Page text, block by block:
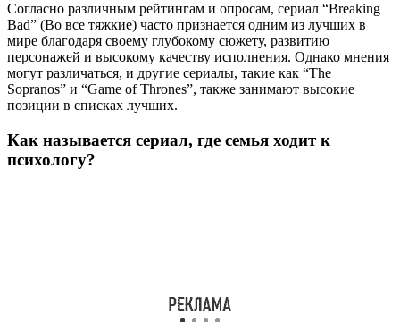
Согласно различным рейтингам и опросам, сериал “Breaking
Bad” (Во все тяжкие) часто признается одним из лучших в
мире благодаря своему глубокому сюжету, развитию
персонажей и высокому качеству исполнения. Однако мнения
могут различаться, и другие сериалы, такие как “The
Sopranos” и “Game of Thrones”, также занимают высокие
позиции в списках лучших.
Как называется сериал, где семья ходит к
психологу?